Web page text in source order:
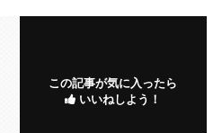
この記事が気に入ったら
いいねしよう！